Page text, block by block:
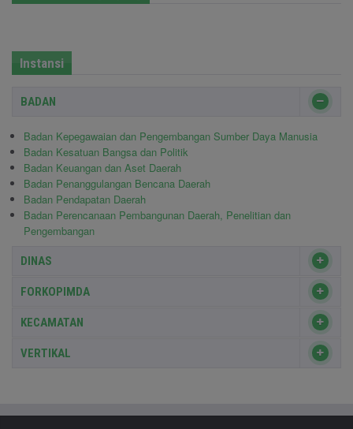
Instansi
BADAN
Badan Kepegawaian dan Pengembangan Sumber Daya Manusia
Badan Kesatuan Bangsa dan Politik
Badan Keuangan dan Aset Daerah
Badan Penanggulangan Bencana Daerah
Badan Pendapatan Daerah
Badan Perencanaan Pembangunan Daerah, Penelitian dan
Pengembangan
DINAS
FORKOPIMDA
KECAMATAN
VERTIKAL